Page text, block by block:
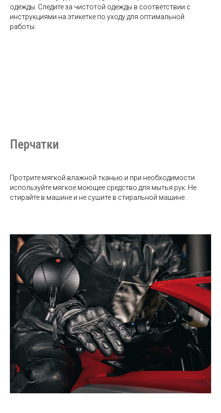
одежды. Следите за чистотой одежды в соответствии с
инструкциями на этикетке по уходу для оптимальной
работы.
Перчатки
Протрите мягкой влажной тканью и при необходимости
используйте мягкое моющее средство для мытья рук. Не
стирайте в машине и не сушите в стиральной машине.